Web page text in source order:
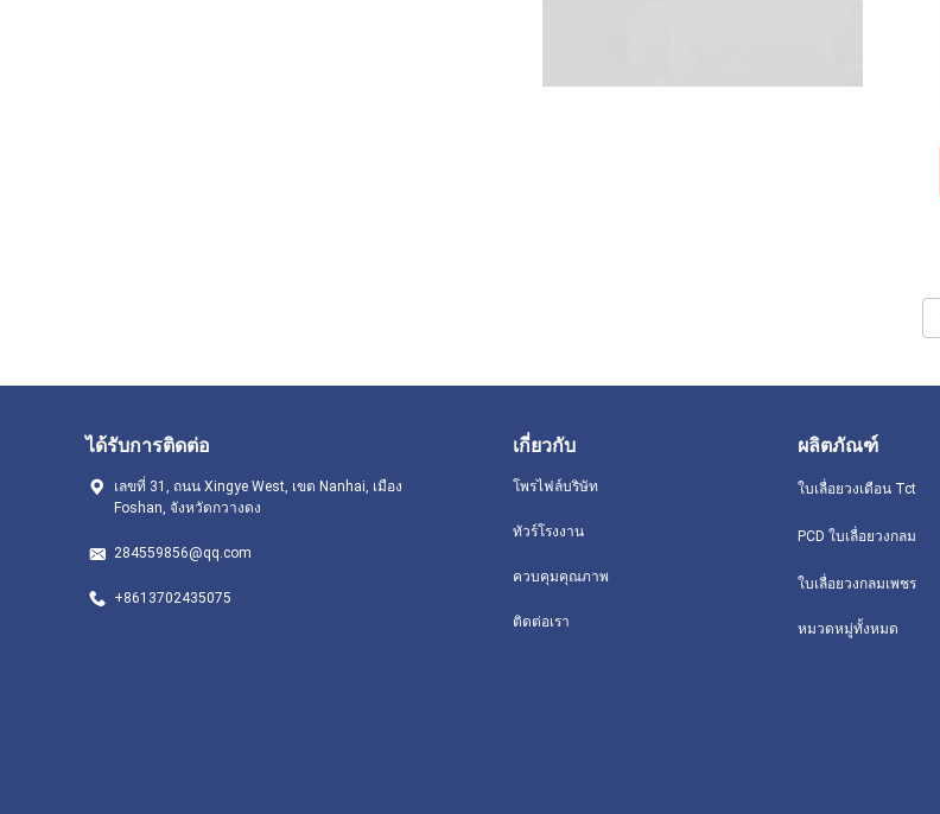
ได้รับการติดต่อ
เลขที่ 31, ถนน Xingye West, เขต Nanhai, เมือง
Foshan, จังหวัดกวางดง
284559856@qq.com
+8613702435075
เกี่ยวกับ
โพรไฟล์บริษัท
ทัวร์โรงงาน
ควบคุมคุณภาพ
ติดต่อเรา
ผลิตภัณฑ์
ใบเลื่อยวงเดือน Tct
PCD ใบเลื่อยวงกลม
ใบเลื่อยวงกลมเพชร
หมวดหมู่ทั้งหมด